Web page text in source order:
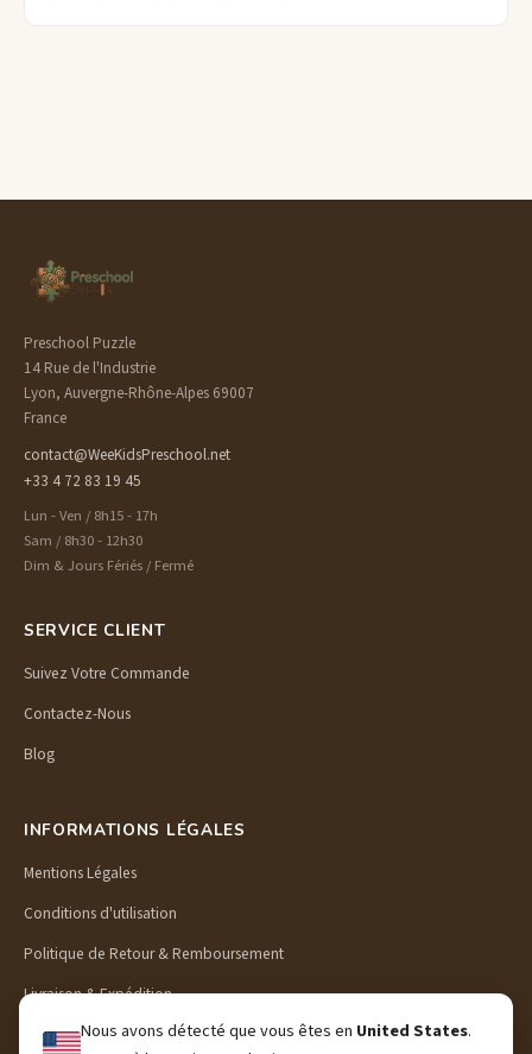
Nous avons détecté que vous êtes en United States.
Preschool Puzzle
14 Rue de l'Industrie
Lyon, Auvergne-Rhône-Alpes 69007
France
contact@WeeKidsPreschool.net
+33 4 72 83 19 45
Lun - Ven / 8h15 - 17h
Sam / 8h30 - 12h30
Dim & Jours Fériés / Fermé
SERVICE CLIENT
Suivez Votre Commande
Contactez-Nous
Blog
INFORMATIONS LÉGALES
Mentions Légales
Conditions d'utilisation
Politique de Retour & Remboursement
Livraison & Expédition
Politique de Confidentialité